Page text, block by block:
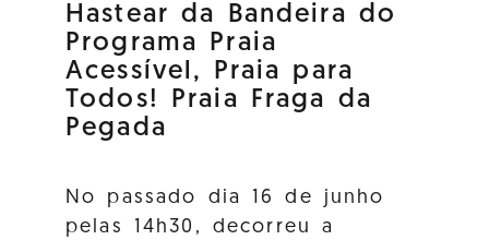
Hastear da Bandeira do
Programa Praia
Acessível, Praia para
Todos! Praia Fraga da
Pegada
No passado dia 16 de junho
pelas 14h30, decorreu a